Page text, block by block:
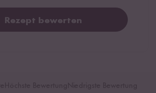
Rezept bewerten